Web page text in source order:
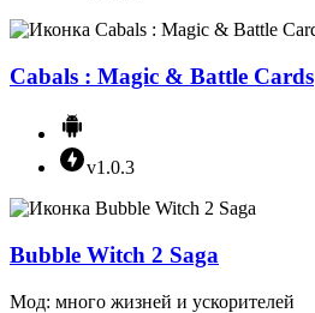
Cabals : Magic & Battle Cards
v1.0.3
Bubble Witch 2 Saga
Мод: много жизней и ускорителей